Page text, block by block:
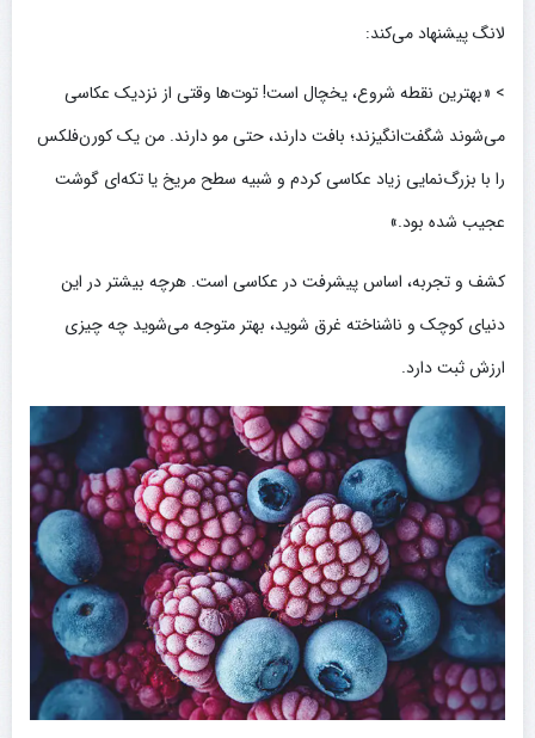
لانگ پیشنهاد می‌کند:
> «بهترین نقطه شروع، یخچال است! توت‌ها وقتی از نزدیک عکاسی
می‌شوند شگفت‌انگیزند؛ بافت دارند، حتی مو دارند. من یک کورن‌فلکس
را با بزرگ‌نمایی زیاد عکاسی کردم و شبیه سطح مریخ یا تکه‌ای گوشت
عجیب شده بود.»
کشف و تجربه، اساس پیشرفت در عکاسی است. هرچه بیشتر در این
دنیای کوچک و ناشناخته غرق شوید، بهتر متوجه می‌شوید چه چیزی
ارزش ثبت دارد.